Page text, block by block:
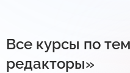
Все курсы по
редакторы»